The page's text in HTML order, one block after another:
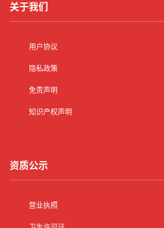
关于我们
用户协议
隐私政策
免责声明
知识产权声明
资质公示
营业执照